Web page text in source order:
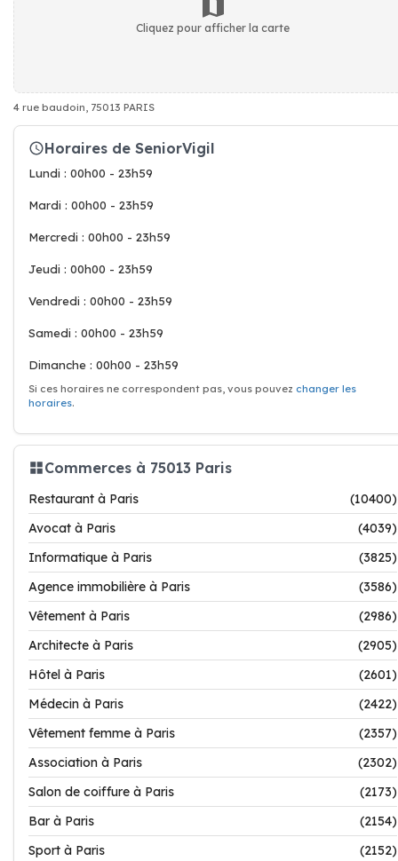
Cliquez pour afficher la carte
4 rue baudoin, 75013 PARIS
Horaires de SeniorVigil
Lundi : 00h00 - 23h59
Mardi : 00h00 - 23h59
Mercredi : 00h00 - 23h59
Jeudi : 00h00 - 23h59
Vendredi : 00h00 - 23h59
Samedi : 00h00 - 23h59
Dimanche : 00h00 - 23h59
Si ces horaires ne correspondent pas, vous pouvez changer les
horaires.
Commerces à 75013 Paris
Restaurant à Paris
(10400)
Avocat à Paris
(4039)
Informatique à Paris
(3825)
Agence immobilière à Paris
(3586)
Vêtement à Paris
(2986)
Architecte à Paris
(2905)
Hôtel à Paris
(2601)
Médecin à Paris
(2422)
Vêtement femme à Paris
(2357)
Association à Paris
(2302)
Salon de coiffure à Paris
(2173)
Bar à Paris
(2154)
Sport à Paris
(2152)